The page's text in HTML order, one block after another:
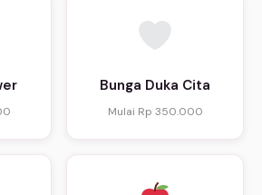
Bunga Duka Cita
Mulai Rp 350.000